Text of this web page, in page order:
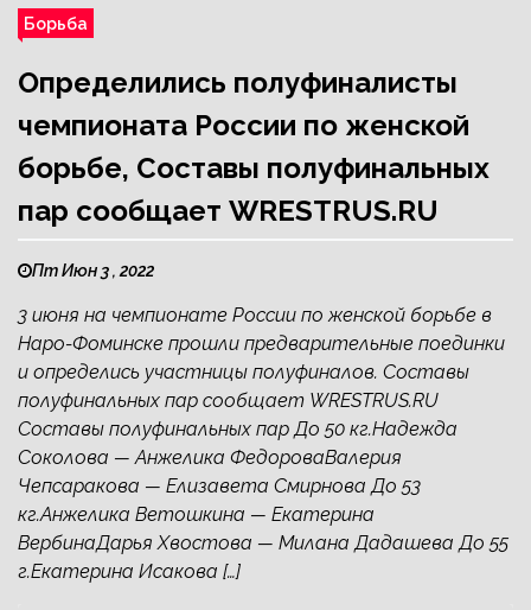
Борьба
Определились полуфиналисты
чемпионата России по женской
борьбе, Составы полуфинальных
пар сообщает WRESTRUS.RU
Пт Июн 3 , 2022
3 июня на чемпионате России по женской борьбе в
Наро-Фоминске прошли предварительные поединки
и определись участницы полуфиналов. Составы
полуфинальных пар сообщает WRESTRUS.RU
Составы полуфинальных пар До 50 кг.Надежда
Соколова — Анжелика ФедороваВалерия
Чепсаракова — Елизавета Смирнова До 53
кг.Анжелика Ветошкина — Екатерина
ВербинаДарья Хвостова — Милана Дадашева До 55
г.Екатерина Исакова […]